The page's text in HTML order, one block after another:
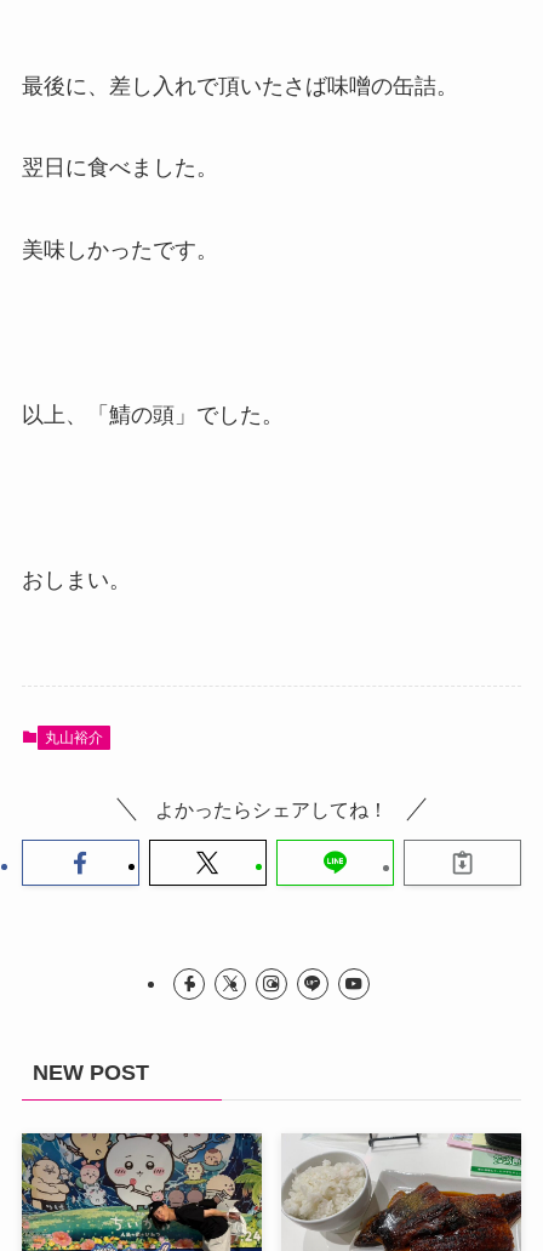
最後に、差し入れで頂いたさば味噌の缶詰。
翌日に食べました。
美味しかったです。
以上、「鯖の頭」でした。
おしまい。
丸山裕介
よかったらシェアしてね！
NEW POST